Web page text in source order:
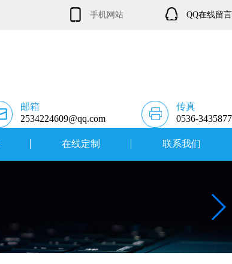
手机网站 QQ在线留言
邮箱
2534224609@qq.com
传真
0536-3435877
在线定制 联系我们